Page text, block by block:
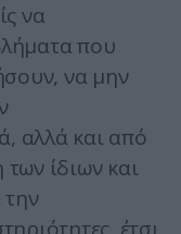
να
που
να μην
αλλά και από
ίδιων και